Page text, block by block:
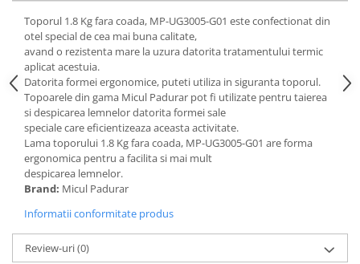
Motocoase, Trimmere si Masini de
tuns gazon
Motocositori cu motoare 2T
Trimmere electrice
Masini de tuns gazon pe benzina
Tractoraș de tuns gazonul
Zootehnie
Incubatoare, oparitoare si
deplumatoare
Aparate de tuns animale
Piese si accesorii aparate de tuns
animale
Toporul 1.8 Kg fara coada, MP-UG3005-G01 este confectionat din
otel special de cea mai buna calitate,
avand o rezistenta mare la uzura datorita tratamentului termic
aplicat acestuia.
Datorita formei ergonomice, puteti utiliza in siguranta toporul.
Topoarele din gama Micul Padurar pot fi utilizate pentru taierea
si despicarea lemnelor datorita formei sale
speciale care eficientizeaza aceasta activitate.
Lama toporului 1.8 Kg fara coada, MP-UG3005-G01 are forma
ergonomica pentru a facilita si mai mult
despicarea lemnelor.
Brand: Micul Padurar
Informatii conformitate produs
Review-uri(0)